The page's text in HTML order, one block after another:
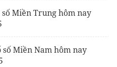
Miền Trung hôm nay
số Miền Nam hôm nay